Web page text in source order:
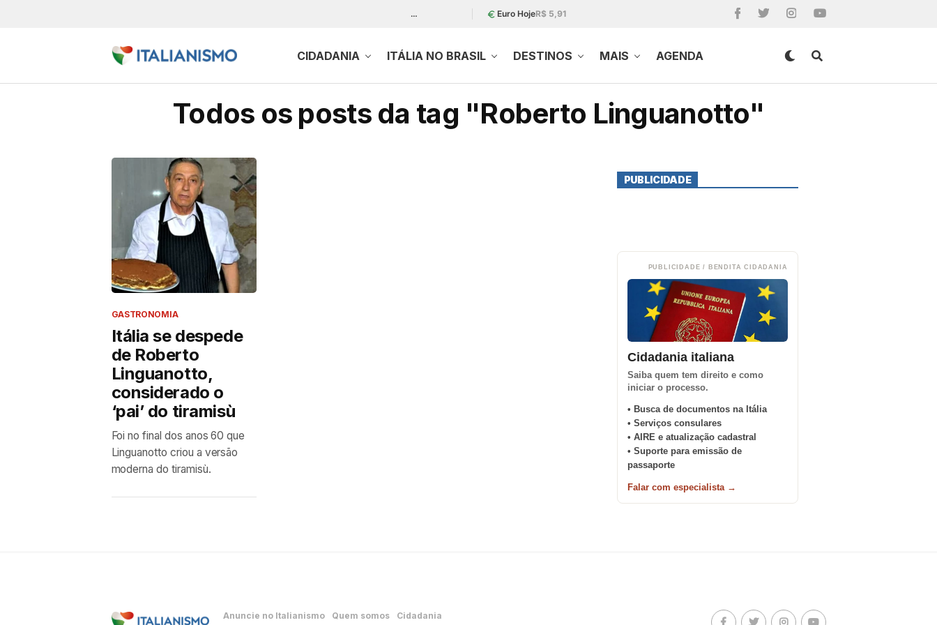
… Euro HojeR$ 5,91
CIDADANIA ITÁLIA NO BRASIL DESTINOS MAIS AGENDA
Todos os posts da tag "Roberto Linguanotto"
GASTRONOMIA
Itália se despede
de Roberto
Linguanotto,
considerado o
‘pai’ do tiramisù
Foi no final dos anos 60 que
Linguanotto criou a versão
moderna do tiramisù.
PUBLICIDADE
PUBLICIDADE / BENDITA CIDADANIA
Cidadania italiana
Saiba quem tem direito e como
iniciar o processo.
• Busca de documentos na Itália
• Serviços consulares
• AIRE e atualização cadastral
• Suporte para emissão de
passaporte
Falar com especialista →
Anuncie no Italianismo Quem somos
Cidadania